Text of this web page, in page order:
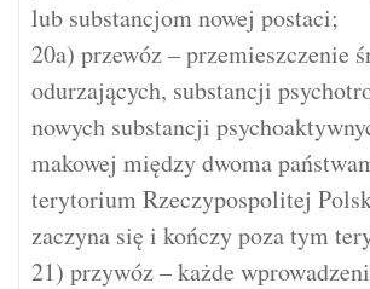
lub substancjom nowej postaci;
20a) przewóz – przemieszczenie
odurzających, substancji
nowych substancji
makowej między dwoma
terytorium Rzeczypospolitej
zaczyna się i kończy poza tym
21) przywóz – każde